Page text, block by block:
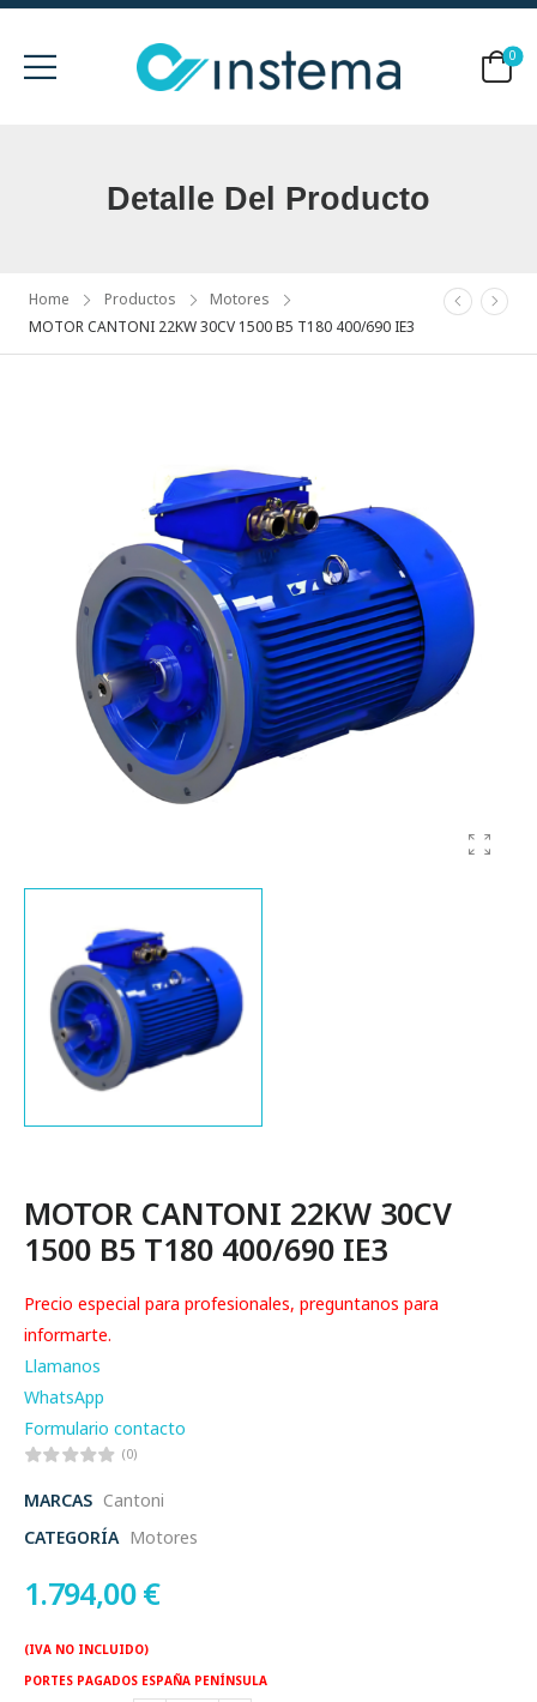
0
Detalle Del Producto
Home Productos
Motores
MOTOR CANTONI 22KW 30CV 1500 B5 T180 400/690 IE3
MOTOR CANTONI 22KW 30CV
1500 B5 T180 400/690 IE3
Precio especial para profesionales, preguntanos para
informarte.
Llamanos
WhatsApp
Formulario contacto
(0)
MARCAS Cantoni
CATEGORÍA Motores
1.794,00€
(IVA NO INCLUIDO)
PORTES PAGADOS ESPAÑA PENÍNSULA